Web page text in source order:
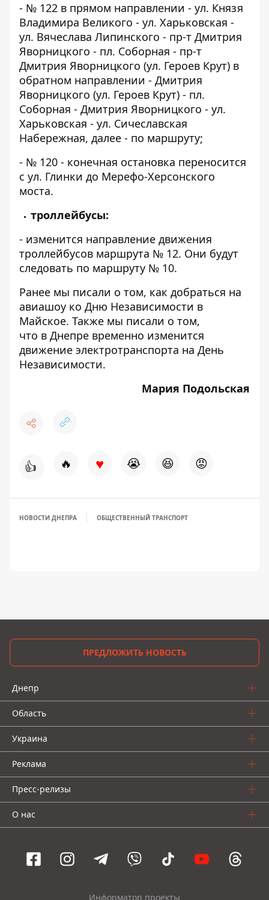
- № 122 в прямом направлении - ул. Князя
Владимира Великого - ул. Харьковская -
ул. Вячеслава Липинского - пр-т Дмитрия
Яворницкого - пл. Соборная - пр-т
Дмитрия Яворницкого (ул. Героев Крут) в
обратном направлении - Дмитрия
Яворницкого (ул. Героев Крут) - пл.
Соборная - Дмитрия Яворницкого - ул.
Харьковская - ул. Сичеславская
Набережная, далее - по маршруту;
- № 120 - конечная остановка переносится
с ул. Глинки до Мерефо-Херсонского
моста.
троллейбусы:
- изменится направление движения
троллейбусов маршрута № 12. Они будут
следовать по маршруту № 10.
Ранее мы писали о том, как добраться на
авиашоу ко Дню Независимости в
Майское. Также мы писали о том,
что в Днепре временно изменится
движение электротранспорта на День
Независимости.
Мария Подольская
👍 🔥 ♥ 😭 😆 😡
НОВОСТИ ДНЕПРА ОБЩЕСТВЕННЫЙ ТРАНСПОРТ
ПРЕДЛОЖИТЬ НОВОСТЬ
Днепр
Область
Украина
Реклама
Пресс-релизы
О нас
Информатор проекты